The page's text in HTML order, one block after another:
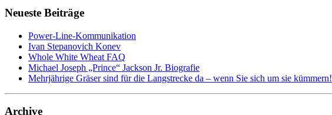
Neueste Beiträge
Power-Line-Kommunikation
Ivan Stepanovich Konev
Whole White Wheat FAQ
Michael Joseph „Prince“ Jackson Jr. Biografie
Mehrjährige Gräser sind für die Langstrecke da – wenn Sie sich um sie kümmern!
Archive